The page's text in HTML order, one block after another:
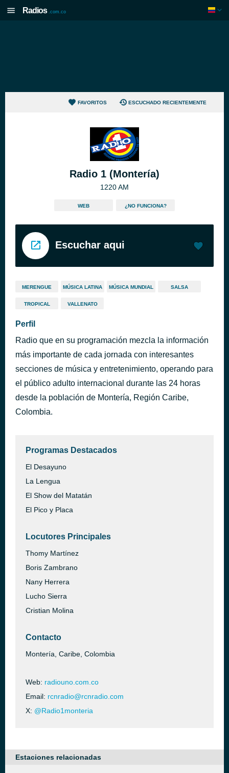
Radios .com.co
FAVORITOS ESCUCHADO RECIENTEMENTE
Radio 1 (Montería)
1220 AM
WEB ¿NO FUNCIONA?
Escuchar aqui
MERENGUE MÚSICA LATINA MÚSICA MUNDIAL SALSA
TROPICAL VALLENATO
Perfil
Radio que en su programación mezcla la información
más importante de cada jornada con interesantes
secciones de música y entretenimiento, operando para
el público adulto internacional durante las 24 horas
desde la población de Montería, Región Caribe,
Colombia.
Programas Destacados
El Desayuno
La Lengua
El Show del Matatán
El Pico y Placa
Locutores Principales
Thomy Martínez
Boris Zambrano
Nany Herrera
Lucho Sierra
Cristian Molina
Contacto
Montería, Caribe, Colombia
Web: radiouno.com.co
Email: rcnradio@rcnradio.com
X: @Radio1monteria
Estaciones relacionadas